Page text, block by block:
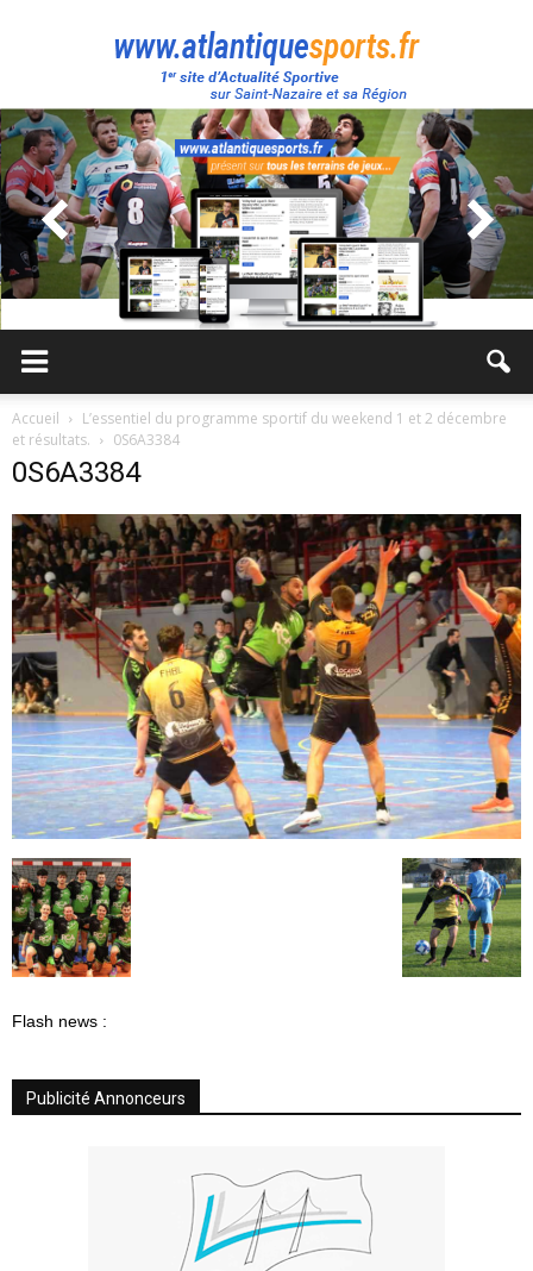
Atlantique
Sport
Accueil
L’essentiel du programme sportif du weekend 1 et 2 décembre
et résultats.
0S6A3384
0S6A3384
Flash news :
Publicité Annonceurs